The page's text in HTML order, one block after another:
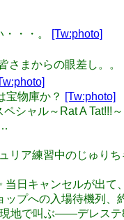
・・。 [Tw:photo]
さまからの眼差し。
物庫か？ [Tw:photo]
シャル～Rat A
ア練習中のじゅり
日キャンセルが出
プへの入場待機列、
地で叫ぶ――デレス